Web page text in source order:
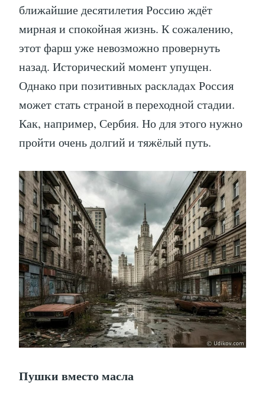
ближайшие десятилетия Россию ждёт
мирная и спокойная жизнь. К сожалению,
этот фарш уже невозможно провернуть
назад. Исторический момент упущен.
Однако при позитивных раскладах Россия
может стать страной в переходной стадии.
Как, например, Сербия. Но для этого нужно
пройти очень долгий и тяжёлый путь.
Пушки вместо масла